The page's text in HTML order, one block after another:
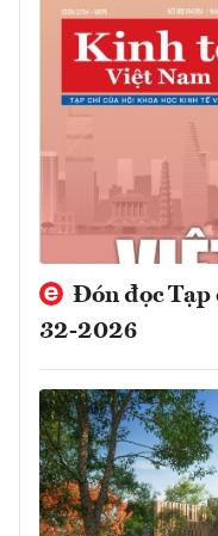
Đón đọc Tạp
32-2026